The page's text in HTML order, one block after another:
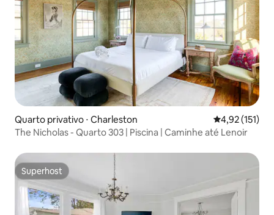
Quarto privativo ⋅ Charleston 4,92 de uma
4,92 (151)
The Nicholas - Quarto 303 | Piscina | Caminhe até Lenoir
Superhost
Superhost